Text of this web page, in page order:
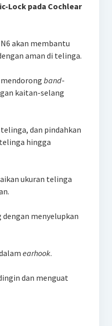
Lock pada Cochlear
akan membantu
aman di telinga.
band-
kaitan-selang
dan pindahkan
hingga
ukuran telinga
dengan menyelupkan
earhook.
dan menguat